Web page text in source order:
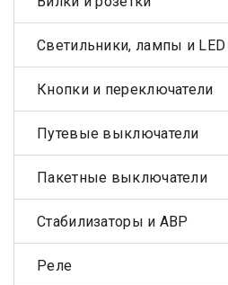
Светильники, лампы и LED
Кнопки и переключатели
Путевые выключатели
Пакетные выключатели
Стабилизаторы и АВР
Реле